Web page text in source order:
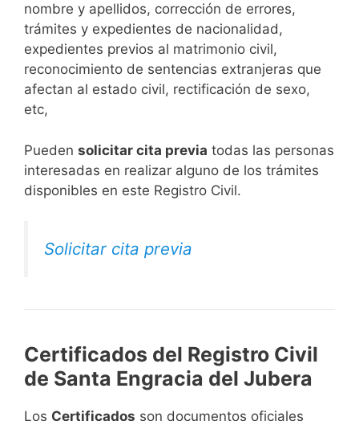
nombre y apellidos, corrección de errores,
trámites y expedientes de nacionalidad,
expedientes previos al matrimonio civil,
reconocimiento de sentencias extranjeras que
afectan al estado civil, rectificación de sexo,
etc,
​Pueden solicitar cita previa todas las personas
interesadas en realizar alguno de los trámites
disponibles en este Registro Civil.​
Solicitar cita previa
Certificados del Registro Civil
de Santa Engracia del Jubera
Los Certificados son documentos oficiales